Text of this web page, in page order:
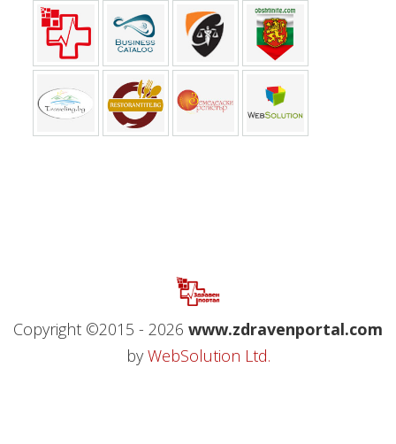
Copyright ©2015 - 2026 www.zdravenportal.com
by WebSolution Ltd.